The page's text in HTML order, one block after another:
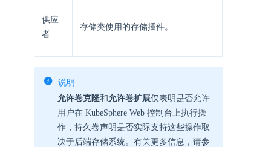
供应
者
存储类使用的存储插件。
说明
允许卷克隆和 允许卷扩展仅表明是否允许
用户在 KubeSphere Web 控制台上执行操
作，持久卷声明是否实际支持这些操作取
决于后端存储系统。有关更多信息，请参